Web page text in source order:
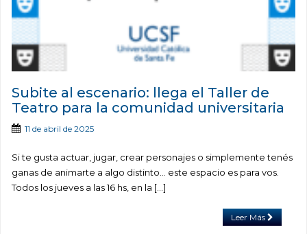
Subite al escenario: llega el Taller de
Teatro para la comunidad universitaria
11 de abril de 2025
Si te gusta actuar, jugar, crear personajes o simplemente tenés
ganas de animarte a algo distinto… este espacio es para vos.
Todos los jueves a las 16 hs, en la […]
Leer Más